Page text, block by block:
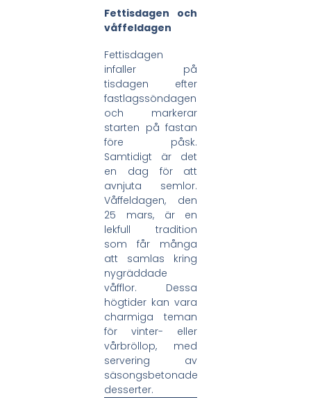
Fettisdagen och
våffeldagen
Fettisdagen
infaller på
tisdagen efter
fastlagssöndagen
och markerar
starten på fastan
före påsk.
Samtidigt är det
en dag för att
avnjuta semlor.
Våffeldagen, den
25 mars, är en
lekfull tradition
som får många
att samlas kring
nygräddade
våfflor. Dessa
högtider kan vara
charmiga teman
för vinter- eller
vårbröllop, med
servering av
säsongsbetonade
desserter.